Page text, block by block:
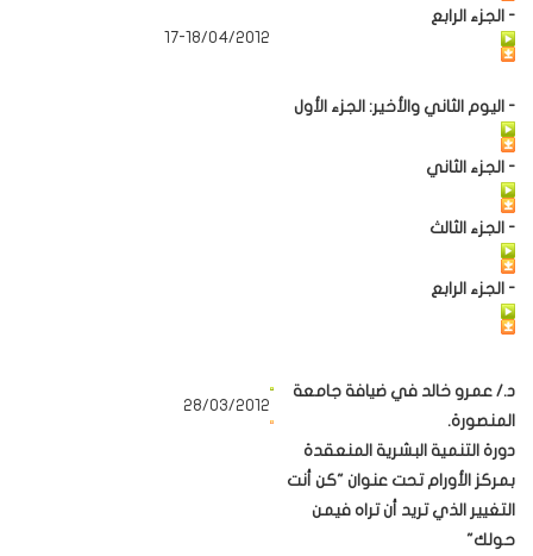
- الجزء الرابع
- اليوم الثاني والأخير: الجزء الأول
- الجزء الثاني
- الجزء الثالث
- الجزء الرابع
17-18/04/2012
د./ عمرو خالد في ضيافة جامعة
المنصورة.
28/03/2012
دورة التنمية البشرية المنعقدة
بمركز الأورام تحت عنوان "كن أنت
التغيير الذي تريد أن تراه فيمن
حولك"